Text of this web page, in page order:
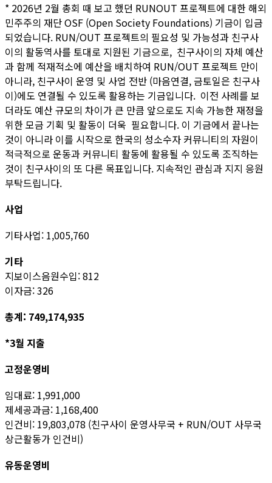
* 2026년 2월 총회 때 보고 했던 RUNOUT 프로젝트에 대한 해외
민주주의 재단 OSF (Open Society Foundations) 기금이 입금
되었습니다. RUN/OUT 프로젝트의 필요성 및 가능성과 친구사
이의 활동역사를 토대로 지원된 기금으로, 친구사이의 자체 예산
과 함께 적재적소에 예산을 배치하여 RUN/OUT 프로젝트 만이
아니라, 친구사이 운영 및 사업 전반 (마음연결, 금토일은 친구사
이)에도 연결될 수 있도록 활용하는 기금입니다. 이전 사례를 보
더라도 예산 규모의 차이가 큰 만큼 앞으로도 지속 가능한 재정을
위한 모금 기획 및 활동이 더욱 필요합니다. 이 기금에서 끝나는
것이 아니라 이를 시작으로 한국의 성소수자 커뮤니티의 자원이
적극적으로 운동과 커뮤니티 활동에 활용될 수 있도록 조직하는
것이 친구사이의 또 다른 목표입니다. 지속적인 관심과 지지 응원
부탁드립니다.
사업
기타사업: 1,005,760
기타
지보이스음원수입: 812
이자금: 326
총계: 749,174,935
*3월 지출
고정운영비
임대료: 1,991,000
제세공과금: 1,168,400
인건비: 19,803,078 (친구사이 운영사무국 + RUN/OUT 사무국
상근활동가 인건비)
유동운영비